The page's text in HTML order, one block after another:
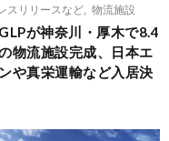
スリリースなど
物流施設
が神奈川・厚木で8.4
物流施設完成、日本エ
や真栄運輸など入居決